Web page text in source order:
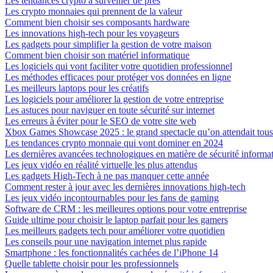
Les crypto monnaies qui prennent de la valeur
Comment bien choisir ses composants hardware
Les innovations high-tech pour les voyageurs
Les gadgets pour simplifier la gestion de votre maison
Comment bien choisir son matériel informatique
Les logiciels qui vont faciliter votre quotidien professionnel
Les méthodes efficaces pour protéger vos données en ligne
Les meilleurs laptops pour les créatifs
Les logiciels pour améliorer la gestion de votre entreprise
Les astuces pour naviguer en toute sécurité sur internet
Les erreurs à éviter pour le SEO de votre site web
Xbox Games Showcase 2025 : le grand spectacle qu’on attendait tous
Les tendances crypto monnaie qui vont dominer en 2024
Les dernières avancées technologiques en matière de sécurité
Les jeux vidéo en réalité virtuelle les plus attendus
Les gadgets High-Tech à ne pas manquer cette année
Comment rester à jour avec les dernières innovations high-tech
Les jeux vidéo incontournables pour les fans de gaming
Software de CRM : les meilleures options pour votre entreprise
Guide ultime pour choisir le laptop parfait pour les gamers
Les meilleurs gadgets tech pour améliorer votre quotidien
Les conseils pour une navigation internet plus rapide
Smartphone : les fonctionnalités cachées de l’iPhone 14
Quelle tablette choisir pour les professionnels